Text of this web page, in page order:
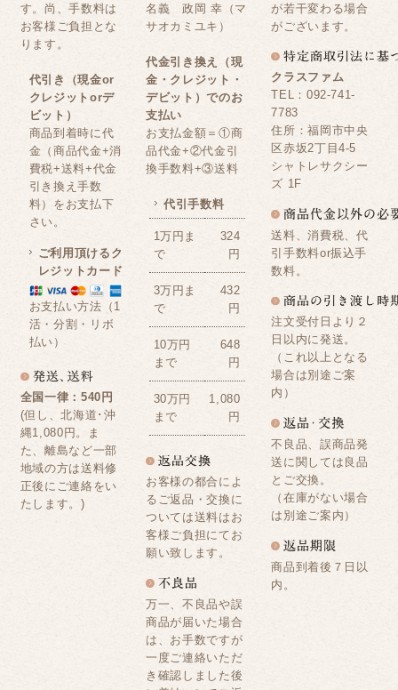
す。尚、手数料は
お客様ご負担とな
ります。
代引き（現金or
クレジットorデ
ビット）
商品到着時に代
金（商品代金+消
費税+送料+代金
引き換え手数
料）をお支払下
さい。
ご利用頂けるク
レジットカード
お支払い方法（1
活・分割・リボ
払い）
全国一律：540円
(但し、北海道･沖
縄1,080円。ま
た、離島など一部
地域の方は送料修
正後にご連絡をい
たします。)
名義 政岡 幸（マ
サオカミユキ）
代金引き換え（現
金・クレジット・
デビット）でのお
支払い
お支払金額＝①商
品代金+②代金引
換手数料+③送料
代引手数料
1万円ま
で
324
円
3万円ま
で
432
円
10万円
まで
648
円
30万円
まで
1,080
円
お客様の都合によ
るご返品・交換に
ついては送料はお
客様ご負担にてお
願い致します。
万一、不良品や誤
商品が届いた場合
は、お手数ですが
一度ご連絡いただ
き確認しました後
が若干変わる場合
がございます。
クラスファム
TEL：092-741-
7783
住所：福岡市中央
区赤坂2丁目4-5
シャトレサクシー
ズ 1F
送料、消費税、代
引手数料or振込手
数料。
注文受付日より２
日以内に発送。
（これ以上となる
場合は別途ご案
内）
不良品、誤商品発
送に関しては良品
とご交換。
（在庫がない場合
は別途ご案内）
商品到着後７日以
内。